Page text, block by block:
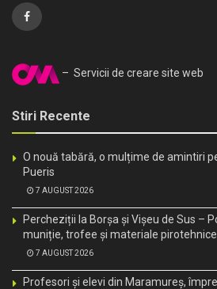
– Servicii de creare site web
Stiri Recente
O nouă tabără, o mulțime de amintiri
Pueris
7 AUGUST 2026
Percheziții la Borșa și Vișeu de Sus –
muniție, trofee și materiale pirotehnice
7 AUGUST 2026
Profesori și elevi din Maramureș,